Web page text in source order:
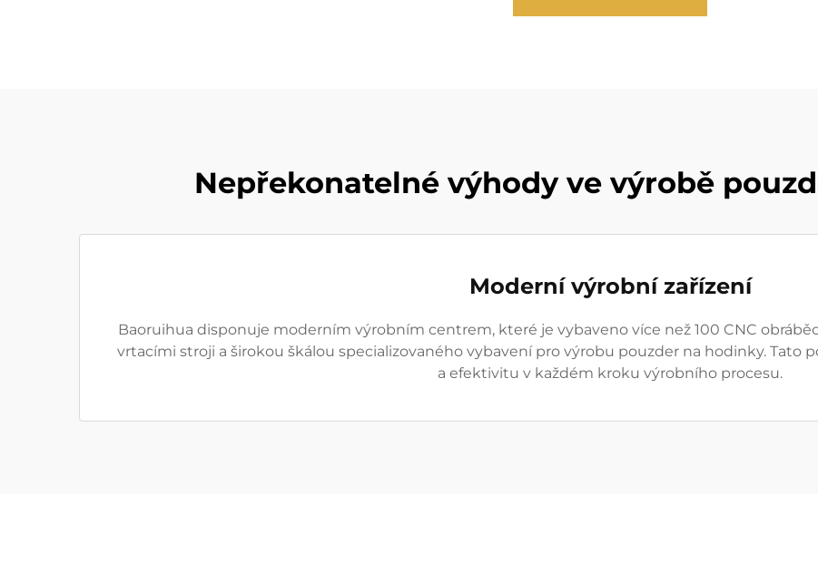
Nepřekonatelné výhody ve výrobě
Moderní výrobní zařízení
Baoruihua disponuje moderním výrobním centrem, které je vybaveno více než 100 CNC
vrtacími stroji a širokou škálou specializovaného vybavení pro výrobu pouzder na hodinky. Tato
a efektivitu v každém kroku výrobního procesu.